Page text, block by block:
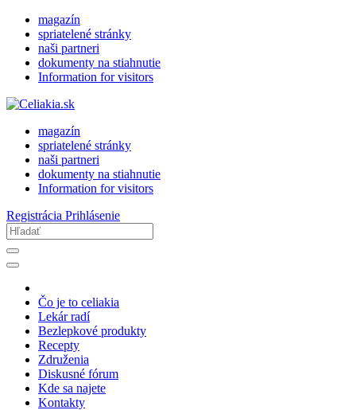
magazín
spriatelené stránky
naši partneri
dokumenty na stiahnutie
Information for visitors
magazín
spriatelené stránky
naši partneri
dokumenty na stiahnutie
Information for visitors
Registrácia Prihlásenie
Čo je to celiakia
Lekár radí
Bezlepkové produkty
Recepty
Združenia
Diskusné fórum
Kde sa najete
Kontakty